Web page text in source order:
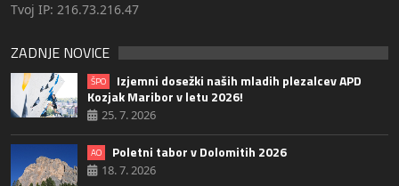
Tvoj IP: 216.73.216.47
ZADNJE NOVICE
ŠPO
Izjemni dosežki naših mladih plezalcev APD
Kozjak Maribor v letu 2026!
25. 7. 2026
AO Poletni tabor v Dolomitih 2026
18. 7. 2026